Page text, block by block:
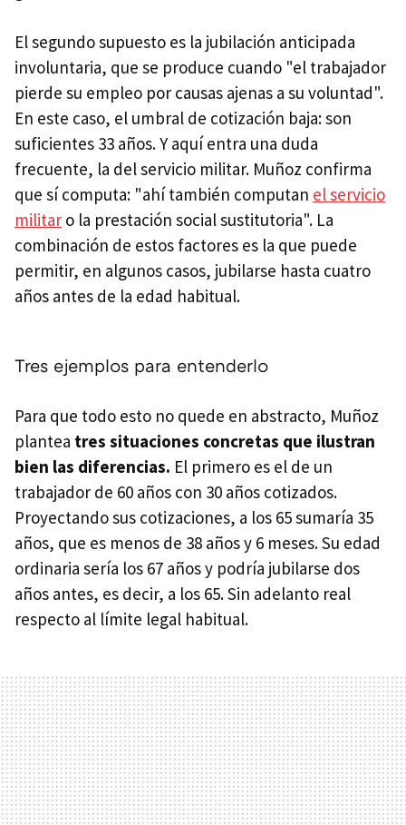
El segundo supuesto es la jubilación anticipada
involuntaria, que se produce cuando "el trabajador
pierde su empleo por causas ajenas a su voluntad".
En este caso, el umbral de cotización baja: son
suficientes 33 años. Y aquí entra una duda
frecuente, la del servicio militar. Muñoz confirma
que sí computa: "ahí también computan el servicio
militar o la prestación social sustitutoria". La
combinación de estos factores es la que puede
permitir, en algunos casos, jubilarse hasta cuatro
años antes de la edad habitual.
Tres ejemplos para entenderlo
Para que todo esto no quede en abstracto, Muñoz
plantea tres situaciones concretas que ilustran
bien las diferencias. El primero es el de un
trabajador de 60 años con 30 años cotizados.
Proyectando sus cotizaciones, a los 65 sumaría 35
años, que es menos de 38 años y 6 meses. Su edad
ordinaria sería los 67 años y podría jubilarse dos
años antes, es decir, a los 65. Sin adelanto real
respecto al límite legal habitual.